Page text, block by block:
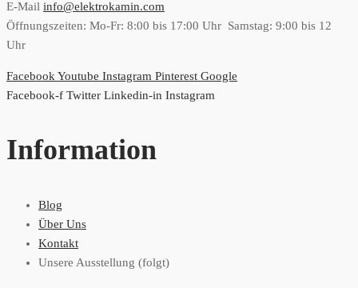
E-Mail info@elektrokamin.com
Öffnungszeiten: Mo-Fr: 8:00 bis 17:00 Uhr Samstag: 9:00 bis 12
Uhr
Facebook Youtube Instagram Pinterest Google
Facebook-f Twitter Linkedin-in Instagram
Information
Blog
Über Uns
Kontakt
Unsere Ausstellung (folgt)